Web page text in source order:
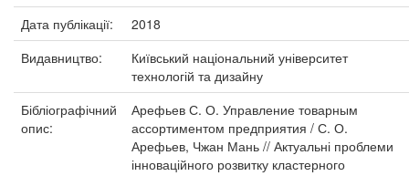
Дата публікації:
2018
Видавництво:
Київський національний університет
технологій та дизайну
Бібліографічний
опис:
Арефьев С. О. Управление товарным
ассортиментом предприятия / С. О.
Арефьев, Чжан Мань // Актуальні проблеми
інноваційного розвитку кластерного